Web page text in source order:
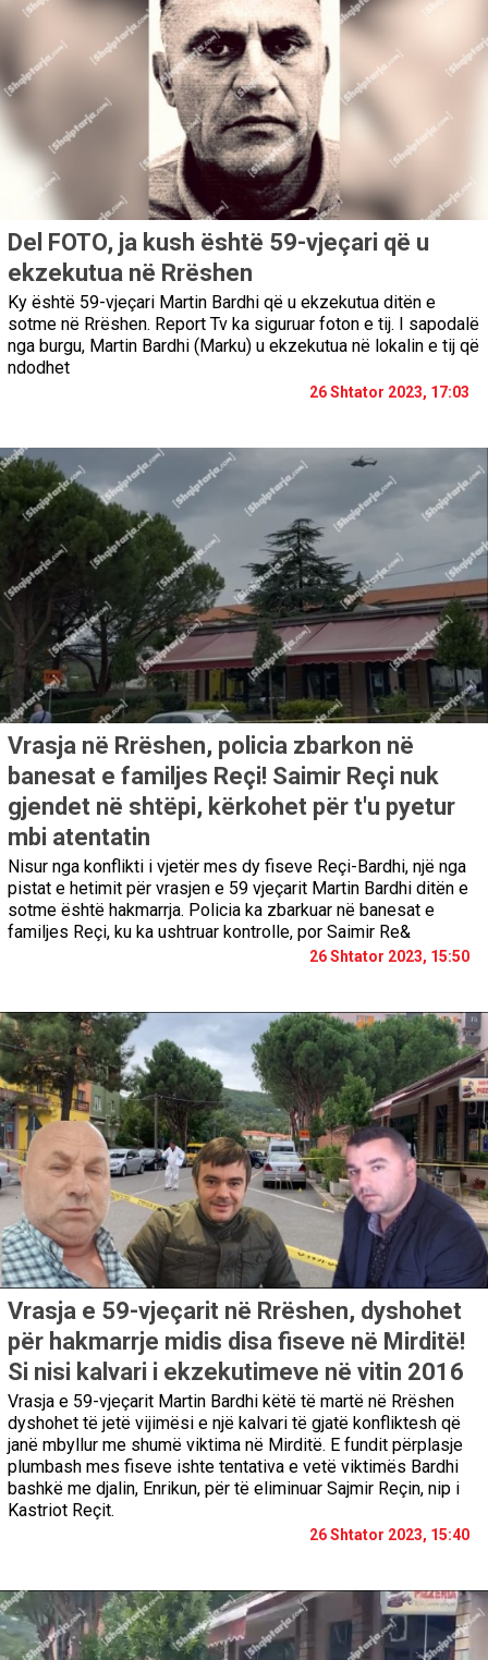
Del FOTO, ja kush është 59-vjeçari që u
ekzekutua në Rrëshen
Ky është 59-vjeçari Martin Bardhi që u ekzekutua ditën e
sotme në Rrëshen. Report Tv ka siguruar foton e tij. I sapodalë
nga burgu, Martin Bardhi (Marku) u ekzekutua në lokalin e tij që
ndodhet
26 Shtator 2023, 17:03
Vrasja në Rrëshen, policia zbarkon në
banesat e familjes Reçi! Saimir Reçi nuk
gjendet në shtëpi, kërkohet për t'u pyetur
mbi atentatin
Nisur nga konflikti i vjetër mes dy fiseve Reçi-Bardhi, një nga
pistat e hetimit për vrasjen e 59 vjeçarit Martin Bardhi ditën e
sotme është hakmarrja. Policia ka zbarkuar në banesat e
familjes Reçi, ku ka ushtruar kontrolle, por Saimir Re&
26 Shtator 2023, 15:50
Vrasja e 59-vjeçarit në Rrëshen, dyshohet
për hakmarrje midis disa fiseve në Mirditë!
Si nisi kalvari i ekzekutimeve në vitin 2016
Vrasja e 59-vjeçarit Martin Bardhi këtë të martë në Rrëshen
dyshohet të jetë vijimësi e një kalvari të gjatë konfliktesh që
janë mbyllur me shumë viktima në Mirditë. E fundit përplasje
plumbash mes fiseve ishte tentativa e vetë viktimës Bardhi
bashkë me djalin, Enrikun, për të eliminuar Sajmir Reçin, nip i
Kastriot Reçit.
26 Shtator 2023, 15:40